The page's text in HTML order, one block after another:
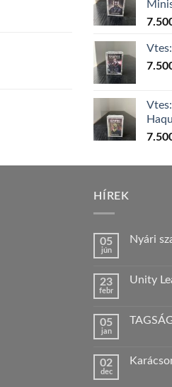
HÍREK
05
jún
Nyári
Nyári
23
febr
Unity
Unity
05
jan
TAGSÁG
02
dec